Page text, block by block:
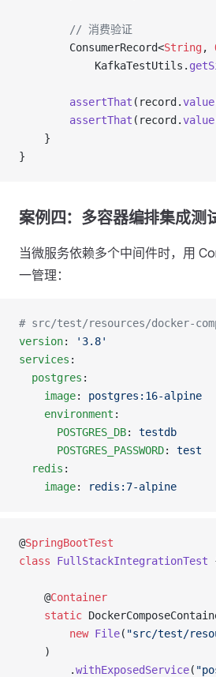
        // 消费验证
        ConsumerRecord<
String,
            KafkaTestUtils.
        assertThat
(record.value
        assertThat
(record.value
    }
}
案例四：多容器编排集成测
当微服务依赖多个中间件时，用
一管理：
# src/test/resources/docker-
version:
'3.8'
services :
  postgres
:
    image
: postgres:16-alpine
    environment
:
      POSTGRES_DB
: testdb
      POSTGRES_PASSWORD
: test
  redis
:
    image
: redis:7-alpine
@SpringBootTest
class FullStackIntegrationTest
    @
Container
    static
        new
File( "src/test/
    )
        .
withExposedService(